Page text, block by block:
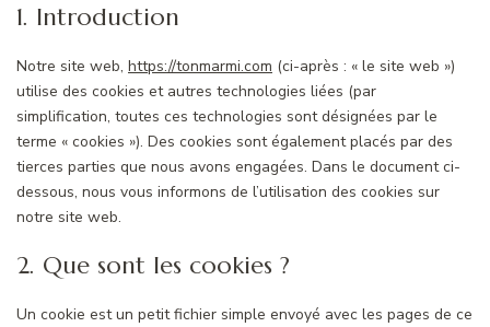
1. Introduction
Notre site web, https://tonmarmi.com (ci-après : « le site web »)
utilise des cookies et autres technologies liées (par
simplification, toutes ces technologies sont désignées par le
terme « cookies »). Des cookies sont également placés par des
tierces parties que nous avons engagées. Dans le document ci-
dessous, nous vous informons de l’utilisation des cookies sur
notre site web.
2. Que sont les cookies ?
Un cookie est un petit fichier simple envoyé avec les pages de ce